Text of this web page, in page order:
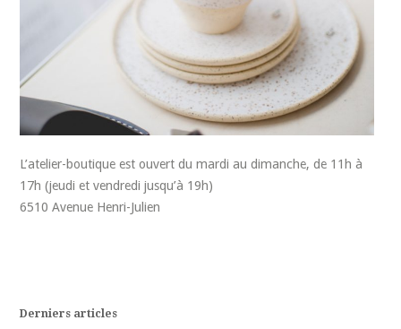
L’atelier-boutique est ouvert du mardi au dimanche, de 11h à
17h (jeudi et vendredi jusqu’à 19h)
6510 Avenue Henri-Julien
Derniers articles